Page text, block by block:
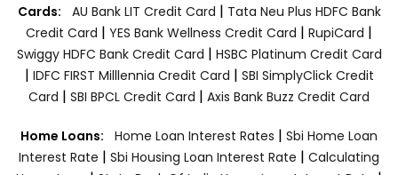
Cards: AU Bank LIT Credit Card | Tata Neu Plus HDFC Bank
Credit Card | YES Bank Wellness Credit Card | RupiCard |
Swiggy HDFC Bank Credit Card | HSBC Platinum Credit Card
| IDFC FIRST Milllennia Credit Card | SBI SimplyClick Credit
Card | SBI BPCL Credit Card | Axis Bank Buzz Credit Card
Home Loans: Home Loan Interest Rates | Sbi Home Loan
Interest Rate | Sbi Housing Loan Interest Rate | Calculating